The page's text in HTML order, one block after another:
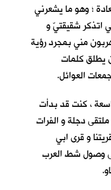
؛ وهو ما يشعرني
اتذكر شقيقتيّ و
مني بمجرد رؤية
يطلق كلمات
العوائل.
، كنت قد بدأت
دجلة و الفرات
و قرى ابي
وصول شط العرب